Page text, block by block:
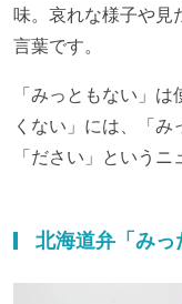
味。哀れな様子や見
言葉です。
「みっともない」
くない」には、「み
「ださい」というニ
北海道弁「み